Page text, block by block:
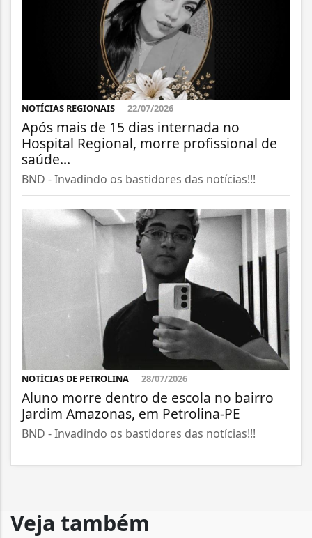
NOTÍCIAS REGIONAIS 22/07/2026
Após mais de 15 dias internada no
Hospital Regional, morre profissional de
saúde...
BND - Invadindo os bastidores das notícias!!!
NOTÍCIAS DE PETROLINA 28/07/2026
Aluno morre dentro de escola no bairro
Jardim Amazonas, em Petrolina-PE
BND - Invadindo os bastidores das notícias!!!
Veja também